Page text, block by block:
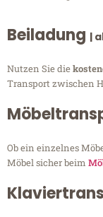
Beiladung |
Nutzen Sie die
Transport zwischen
Ob ein einzelnes
Möbel sicher beim